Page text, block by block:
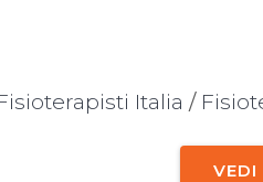
Italia /
VEDI